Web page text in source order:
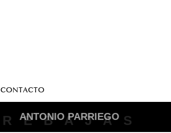
CONTACTO
R E B A J A S
ANTONIO PARRIEGO